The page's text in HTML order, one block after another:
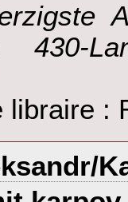
libraire :